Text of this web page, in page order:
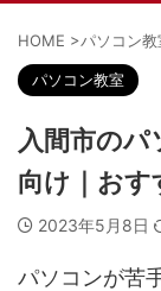
HOME >パソコン教
パソコン教室
入間市のパ
向け｜おす
2023年5月8日
パソコンが苦